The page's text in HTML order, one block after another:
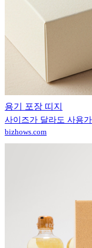
용기 포장 띠지
사이즈가 달라도 사용
bizhows.com